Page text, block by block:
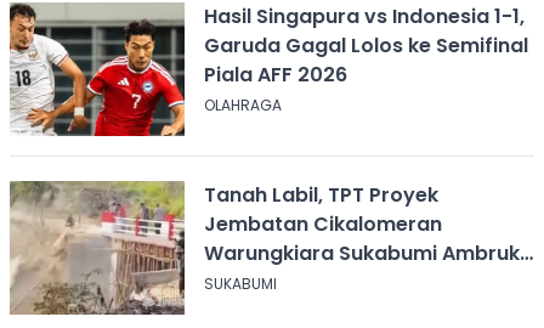
Hasil Singapura vs Indonesia 1-1,
Garuda Gagal Lolos ke Semifinal
Piala AFF 2026
OLAHRAGA
Tanah Labil, TPT Proyek
Jembatan Cikalomeran
Warungkiara Sukabumi Ambruk
Saat Pengurugan
SUKABUMI